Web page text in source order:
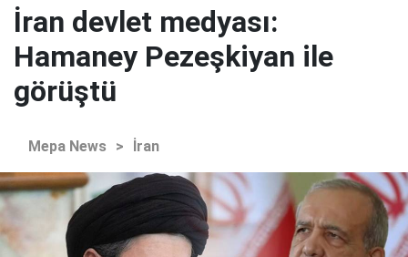
İran devlet medyası:
Hamaney Pezeşkiyan ile
görüştü
Mepa News > İran